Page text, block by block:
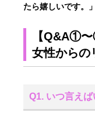
たら嬉しいです。」
【Q&A①
女性からの
Q1. いつ言え